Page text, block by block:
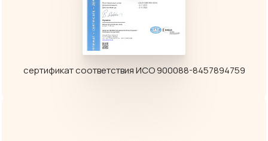
сертификат соответствия ИСО 900088-8457894759